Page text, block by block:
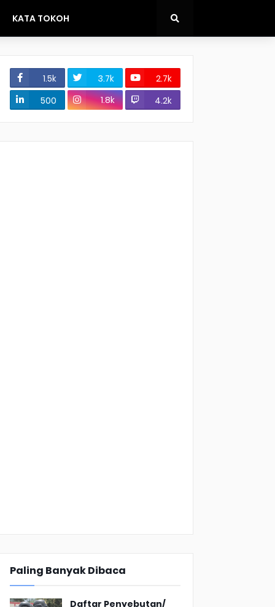
KATA TOKOH
1.5k 3.7k
2.7k
500
1.8k 4.2k
Paling Banyak Dibaca
Daftar Penyebutan/